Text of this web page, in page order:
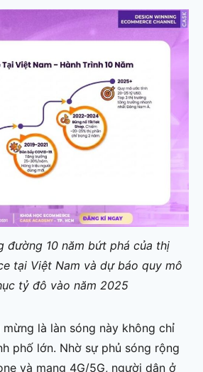
đường 10 năm bứt phá của thị
tại Việt Nam và dự báo quy mô
tỷ đô vào năm 2025
là làn sóng này không chỉ
phố lớn. Nhờ sự phủ sóng rộng
và mạng 4G/5G, người dân ở